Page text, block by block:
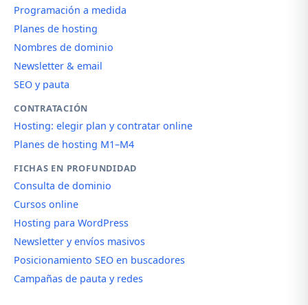
Programación a medida
Planes de hosting
Nombres de dominio
Newsletter & email
SEO y pauta
CONTRATACIÓN
Hosting: elegir plan y contratar online
Planes de hosting M1–M4
FICHAS EN PROFUNDIDAD
Consulta de dominio
Cursos online
Hosting para WordPress
Newsletter y envíos masivos
Posicionamiento SEO en buscadores
Campañas de pauta y redes